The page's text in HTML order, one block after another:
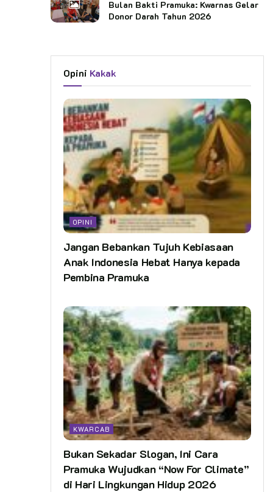
Bulan Bakti Pramuka: Kwarnas Gelar
Donor Darah Tahun 2026
Opini Kakak
OPINI
Jangan Bebankan Tujuh Kebiasaan
Anak Indonesia Hebat Hanya kepada
Pembina Pramuka
KWARCAB
Bukan Sekadar Slogan, Ini Cara
Pramuka Wujudkan “Now For Climate”
di Hari Lingkungan Hidup 2026